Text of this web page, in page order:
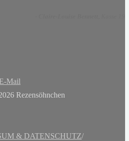
E-Mail
Rezensöhnchen
& DATENSCHUTZ/